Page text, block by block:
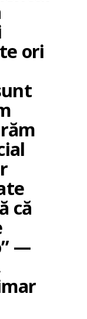
ori
că
—